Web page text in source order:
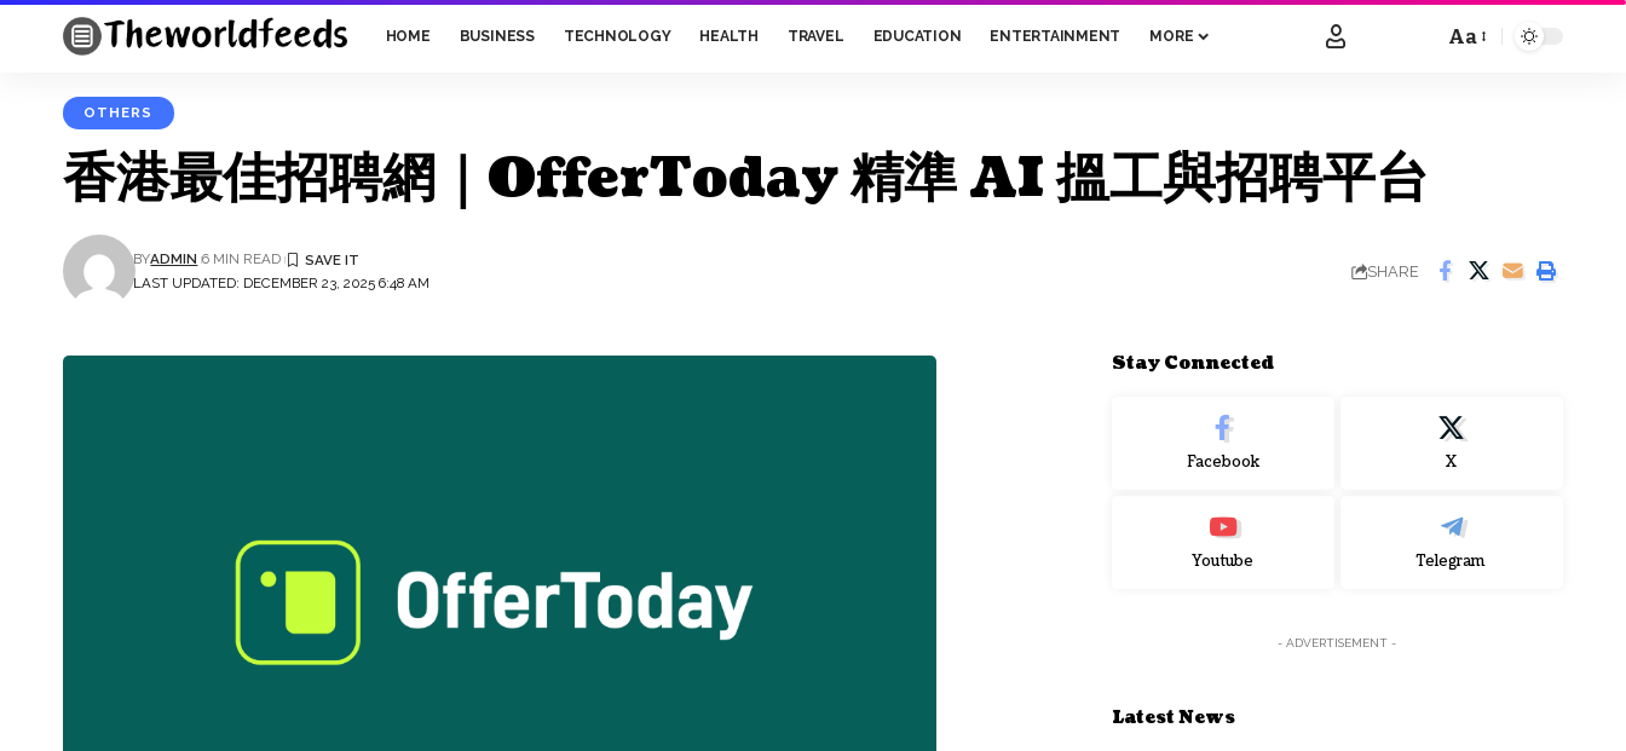
HOME BUSINESS TECHNOLOGY HEALTH TRAVEL EDUCATION ENTERTAINMENT MORE
Font
Aa
OTHERS
香港最佳招聘網｜OfferToday 精準 AI 搵工與招聘平台
LAST UPDATED: DECEMBER 23, 2025 6:48 AM
BYADMIN 6 MIN READ
SHARE
Stay Connected
Facebook X
Youtube Telegram
- ADVERTISEMENT -
Latest News